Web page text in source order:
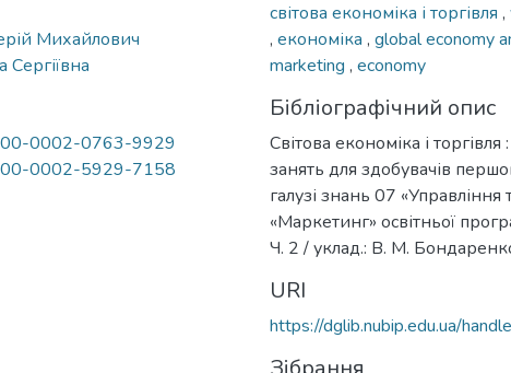
Михайлович
Сергіївна
0002-0763-9929
0002-5929-7158
світова економіка і торгівля ,
, економіка , global economy
marketing , economy
Бібліографічний опис
Світова економіка і
занять для здобувачів
галузі знань 07 «Управління
«Маркетинг» освітньої
Ч. 2 / уклад.: В. М.
URI
https://dglib.nubip.edu.ua/